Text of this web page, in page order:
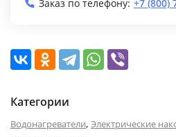
Заказ по телефону: +7 (800)
Категории
Водонагреватели, Электрические